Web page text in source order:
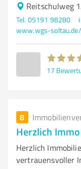
Reitschulweg
Tel. 05191 98280
www.wgs-soltau.de/
17
8
Herzlich
Herzlich
vertrauensvoller